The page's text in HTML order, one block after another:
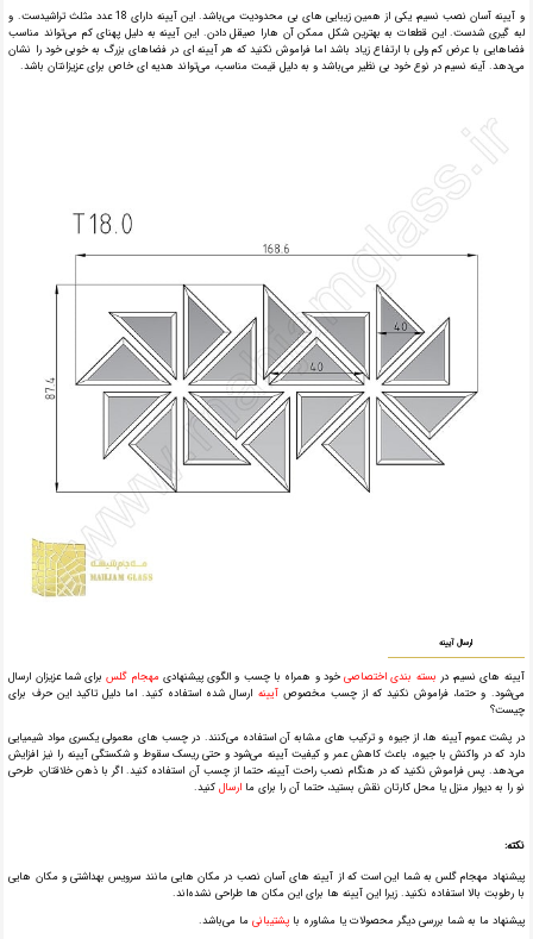
و آیینه آسان نصب نسیم، یکی از همین زیبایی های بی محدودیت می‌باشد. این آیینه دارای 18 عدد مثلث تراشیدست. و
لبه گیری شدست. این قطعات به بهترین شکل ممکن آن هارا صیقل دادن. این آیینه به دلیل پهنای کم می‌تواند مناسب
فضاهایی با عرض کم ولی با ارتفاع زیاد باشد اما فراموش نکنید که هر آیینه ای در فضاهای بزرگ به خوبی خود را نشان
می‌دهد. آینه نسیم در نوع خود بی نظیر می‌باشد و به دلیل قیمت مناسب، می‌تواند هدیه ای خاص برای عزیزانتان باشد.
ارسال آیینه
آیینه های نسیم، در بسته بندی اختصاصیخود و همراه با چسب و الگوی پیشنهادیمهجام گلسبرای شما عزیزان ارسال
می‌شود. و حتما، فراموش نکنید که از چسب مخصوصآیینه ارسال شده استفاده کنید. اما دلیل تاکید این حرف برای
چیست؟
در پشت عموم آیینه ها، از جیوه و ترکیب های مشابه آن استفاده می‌کنند. در چسب های معمولی یکسری مواد شیمیایی
دارد که در واکنش با جیوه، باعث کاهش عمر و کیفیت آیینه می‌شود و حتی ریسک سقوط و شکستگی آیینه را نیز افزایش
می‌دهد. پس فراموش نکنید که در هنگام نصب راحت آیینه، حتما از چسب آن استفاده کنید. اگر با ذهن خلاقتان، طرحی
نو را به دیوار منزل یا محل کارتان نقش بستید، حتما آن را برای ماارسال کنید.
نکته:
پیشنهاد مهجام گلس به شما این است که از آیینه های آسان نصب در مکان هایی مانند سرویس بهداشتی و مکان هایی
با رطوبت بالا استفاده نکنید. زیرا این آیینه ها برای این مکان ها طراحی نشده‌اند.
پیشنهاد ما به شما بررسی دیگر محصولات یا مشاوره باپشتیبانی ما می‌باشد.